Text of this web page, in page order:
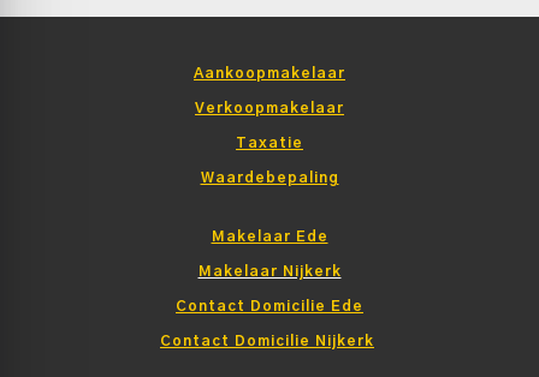
Aankoopmakelaar
Verkoopmakelaar
Taxatie
Waardebepaling
Makelaar Ede
Makelaar Nijkerk
Contact Domicilie Ede
Contact Domicilie Nijkerk